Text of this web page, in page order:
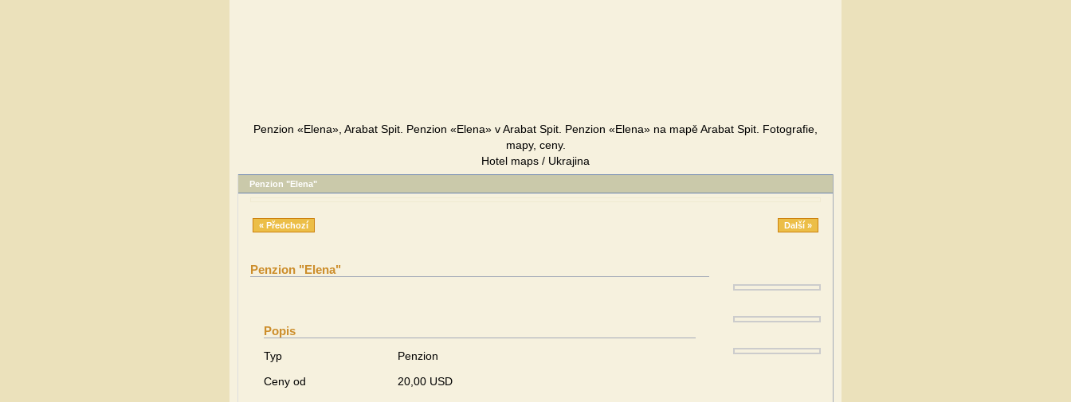
Penzion «Elena», Arabat Spit. Penzion «Elena» v Arabat Spit. Penzion «Elena» na mapě Arabat Spit. Fotografie,
mapy, ceny.
Hotel maps / Ukrajina
Penzion "Elena"
« Předchozí Další »
Penzion "Elena"
Popis
Typ
Penzion
Ceny od
20,00 USD